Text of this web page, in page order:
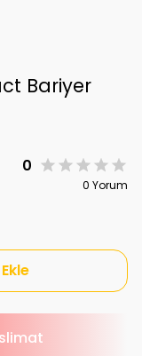
Bariyer
0
0 Yorum